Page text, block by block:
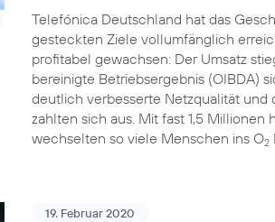
Telefónica Deutschland hat das
gesteckten Ziele vollumfänglich
profitabel gewachsen: Der Umsatz
bereinigte Betriebsergebnis (OIBDA)
deutlich verbesserte Netzqualität und
zahlten sich aus. Mit fast 1,5
wechselten so viele Menschen ins O2
19. Februar 2020